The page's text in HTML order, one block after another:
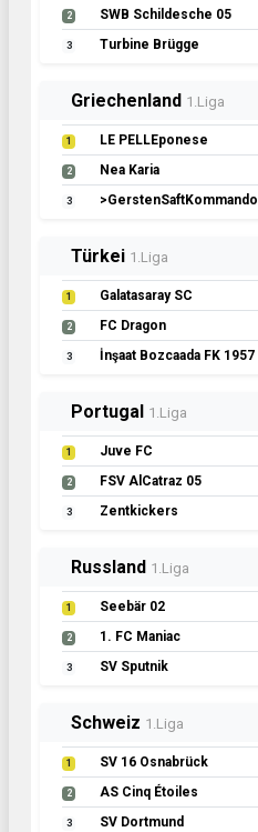
2 SWB Schildesche 05
3 Turbine Brügge
Griechenland 1.Liga
1 LE PELLEponese
2 Nea Karia
3 >GerstenSaftKommando
Türkei 1.Liga
1 Galatasaray SC
2 FC Dragon
3 İnşaat Bozcaada FK 1957
Portugal 1.Liga
1 Juve FC
2 FSV AlCatraz 05
3 Zentkickers
Russland 1.Liga
1 Seebär 02
2 1. FC Maniac
3 SV Sputnik
Schweiz 1.Liga
1 SV 16 Osnabrück
2 AS Cinq Étoiles
3 SV Dortmund